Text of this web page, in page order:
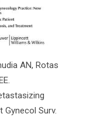
AN, Rotas
Gynecol Surv.